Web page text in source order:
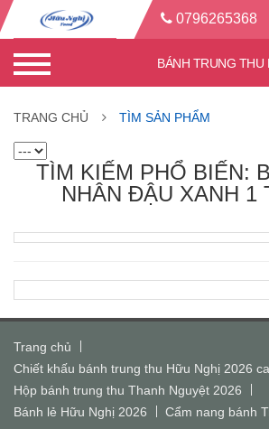
0796265368
TRANG CHỦ TÌM SẢN PHẨM
TÌM KIẾM PHỔ BIẾN:
NHÂN ĐẬU XANH 1
Trang chủ
Chiết khấu bánh trung thu Hữu Nghị 2026
Hộp bánh trung thu Thanh Nguyệt 2026
Bánh lẻ Hữu Nghị 2026
Cẩm nang bánh